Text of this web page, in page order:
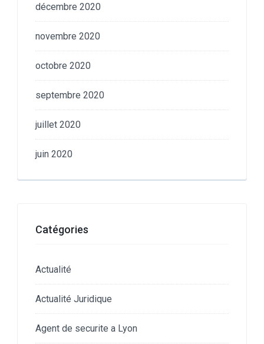
décembre 2020
novembre 2020
octobre 2020
septembre 2020
juillet 2020
juin 2020
Catégories
Actualité
Actualité Juridique
Agent de securite a Lyon